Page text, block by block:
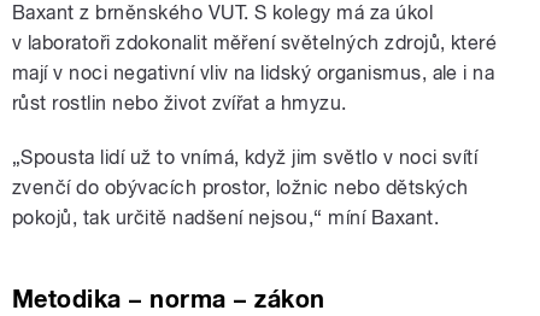
Baxant z brněnského VUT. S kolegy má za úkol
v laboratoři zdokonalit měření světelných zdrojů, které
mají v noci negativní vliv na lidský organismus, ale i na
růst rostlin nebo život zvířat a hmyzu.
„Spousta lidí už to vnímá, když jim světlo v noci svítí
zvenčí do obývacích prostor, ložnic nebo dětských
pokojů, tak určitě nadšení nejsou,“ míní Baxant.
Metodika – norma – zákon